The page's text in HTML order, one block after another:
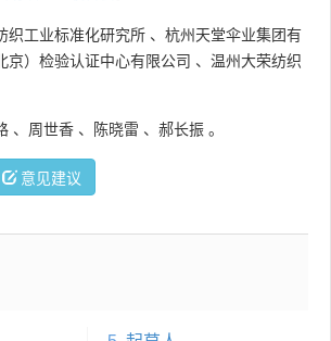
织工业标准化研究所 、 杭州天堂伞业集团有
京）检验认证中心有限公司 、 温州大荣纺织
、 周世香 、 陈晓雷 、 郝长振 。
意见建议